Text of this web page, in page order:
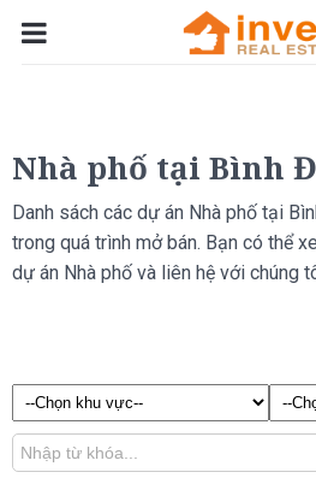
Nhà phố tại Bình
Danh sách các dự án Nhà phố tại
trong quá trình mở bán. Bạn có thể
dự án Nhà phố và liên hệ với chúng